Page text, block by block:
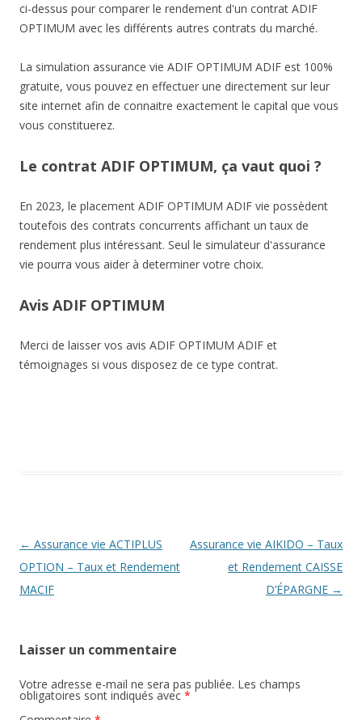
ci-dessus pour comparer le rendement d'un contrat ADIF
OPTIMUM avec les différents autres contrats du marché.
La simulation assurance vie ADIF OPTIMUM ADIF est 100%
gratuite, vous pouvez en effectuer une directement sur leur
site internet afin de connaitre exactement le capital que vous
vous constituerez.
Le contrat ADIF OPTIMUM, ça vaut quoi ?
En 2023, le placement ADIF OPTIMUM ADIF vie possèdent
toutefois des contrats concurrents affichant un taux de
rendement plus intéressant. Seul le simulateur d'assurance
vie pourra vous aider à determiner votre choix.
Avis ADIF OPTIMUM
Merci de laisser vos avis ADIF OPTIMUM ADIF et
témoignages si vous disposez de ce type contrat.
Navigation
des
articles
← Assurance vie ACTIPLUS
OPTION – Taux et Rendement
MACIF
Assurance vie AIKIDO – Taux
et Rendement CAISSE
D’ÉPARGNE →
Laisser un commentaire
Votre adresse e-mail ne sera pas publiée. Les champs
obligatoires sont indiqués avec *